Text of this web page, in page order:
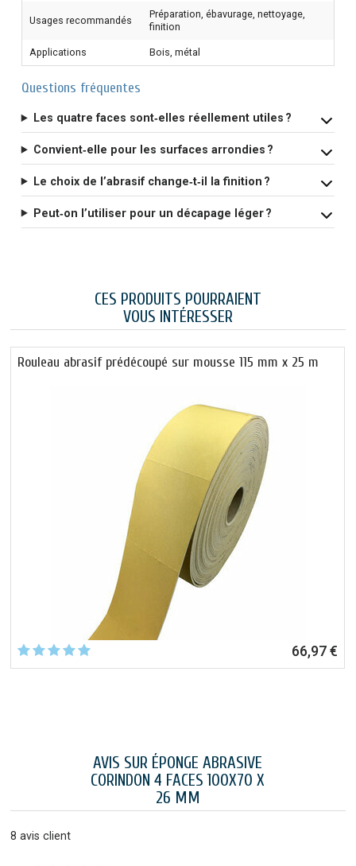
Usages recommandés
Préparation, ébavurage, nettoyage,
finition
Applications Bois, métal
Questions fréquentes
Les quatre faces sont‑elles réellement utiles ?
Convient‑elle pour les surfaces arrondies ?
Le choix de l’abrasif change‑t‑il la finition ?
Peut‑on l’utiliser pour un décapage léger ?
CES PRODUITS POURRAIENT
VOUS INTÉRESSER
Rouleau abrasif prédécoupé sur mousse 115 mm x 25 m
66,97 €
AVIS SUR ÉPONGE ABRASIVE
CORINDON 4 FACES 100X70 X
26 MM
8 avis client